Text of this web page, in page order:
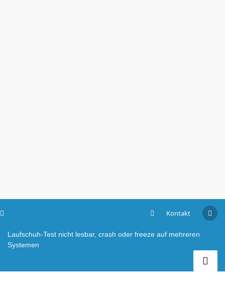
Kontakt
Laufschuh-Test nicht lesbar, crash oder freeze auf mehreren
Systemen